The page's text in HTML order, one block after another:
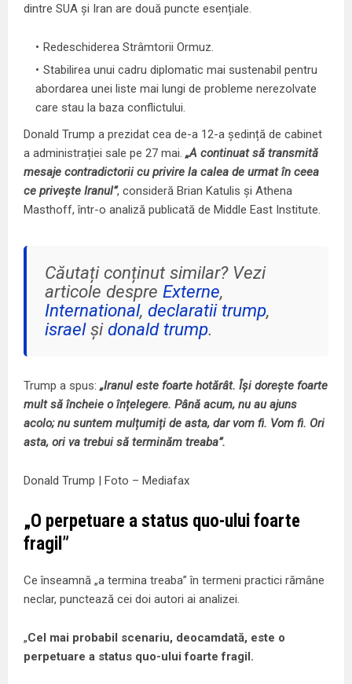
dintre SUA și Iran are două puncte esențiale.
Redeschiderea Strâmtorii Ormuz.
Stabilirea unui cadru diplomatic mai sustenabil pentru
abordarea unei liste mai lungi de probleme nerezolvate
care stau la baza conflictului.
Donald Trump a prezidat cea de-a 12-a ședință de cabinet
a administrației sale pe 27 mai. „A continuat să transmită
mesaje contradictorii cu privire la calea de urmat în ceea
ce privește Iranul”, consideră Brian Katulis și Athena
Masthoff, într-o analiză publicată de Middle East Institute.
Căutați conținut similar? Vezi
articole despre Externe,
International, declaratii trump,
israelșidonald trump.
Trump a spus: „Iranul este foarte hotărât. Își dorește foarte
mult să încheie o înțelegere. Până acum, nu au ajuns
acolo; nu suntem mulțumiți de asta, dar vom fi. Vom fi. Ori
asta, ori va trebui să terminăm treaba”.
Donald Trump | Foto – Mediafax
„O perpetuare a status quo-ului foarte
fragil”
Ce înseamnă „a termina treaba” în termeni practici rămâne
neclar, punctează cei doi autori ai analizei.
„Cel mai probabil scenariu, deocamdată, este o
perpetuare a status quo-ului foarte fragil.